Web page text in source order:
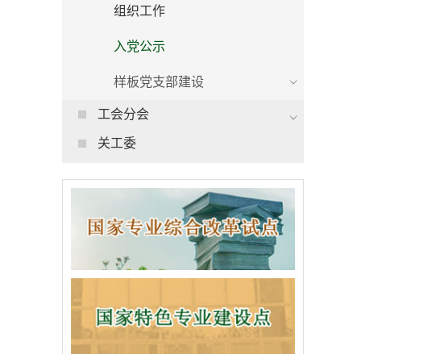
组织工作
入党公示
样板党支部建设
工会分会
关工委